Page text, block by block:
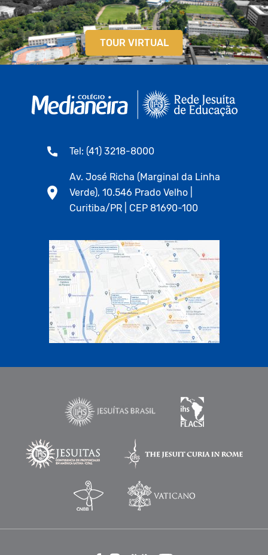
TOUR VIRTUAL
Tel: (41) 3218-8000
Av. José Richa (Marginal da Linha
Verde), 10.546 Prado Velho |
Curitiba/PR | CEP 81690-100